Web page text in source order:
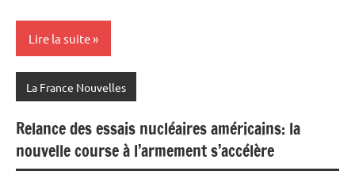
Lire la suite
La France Nouvelles
Relance des essais nucléaires américains: la
nouvelle course à l’armement s’accélère